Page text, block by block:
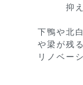
抑
下鴨や北
や梁が残
リノベー